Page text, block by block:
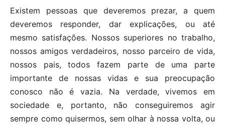
Existem pessoas que deveremos prezar, a quem
deveremos responder, dar explicações, ou até
mesmo satisfações. Nossos superiores no trabalho,
nossos amigos verdadeiros, nosso parceiro de vida,
nossos pais, todos fazem parte de uma parte
importante de nossas vidas e sua preocupação
conosco não é vazia. Na verdade, vivemos em
sociedade e, portanto, não conseguiremos agir
sempre como quisermos, sem olhar à nossa volta, ou